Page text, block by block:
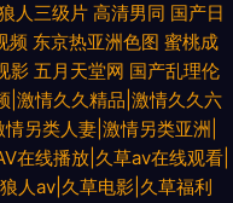
人三级片 高清男同 国产日
频 东京热亚洲色图 蜜桃成
影 五月天堂网 国产乱理伦
|激情久久精品|激情久久六
另类人妻|激情另类亚洲|
在线播放|久草av在线观看|
人av|久草电影|久草福利